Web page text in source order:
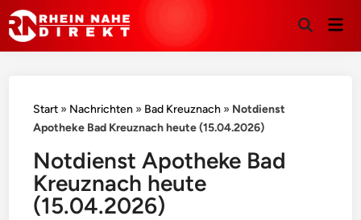
Suche
Start » Nachrichten » Bad Kreuznach » Notdienst
Apotheke Bad Kreuznach heute (15.04.2026)
Notdienst Apotheke Bad
Kreuznach heute
(15.04.2026)